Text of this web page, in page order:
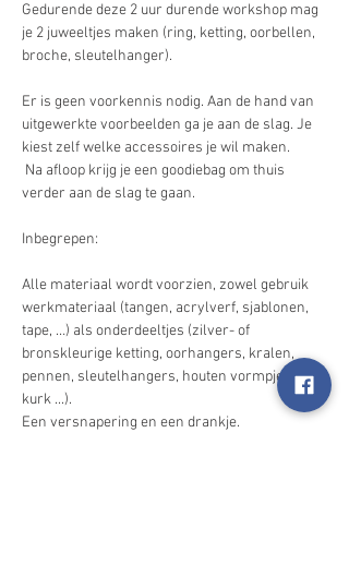
Gedurende deze 2 uur durende workshop mag
je 2 juweeltjes maken (ring, ketting, oorbellen,
Er is geen voorkennis nodig. Aan de hand van
uitgewerkte voorbeelden ga je aan de slag. Je
kiest zelf welke accessoires je wil maken.
verder aan de slag te gaan.
Alle materiaal wordt voorzien, zowel gebruik
werkmateriaal (tangen, acrylverf, sjablonen,
tape, …) als onderdeeltjes (zilver- of
bronskleurige ketting, oorhangers, kralen,
pennen, sleutelhangers, houten vormpjes,